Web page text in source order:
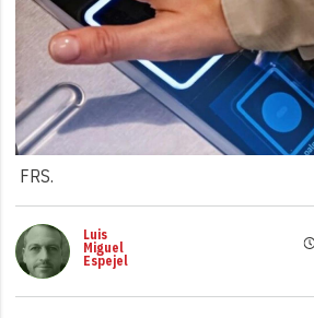
FRS.
Luis
Miguel
Espejel